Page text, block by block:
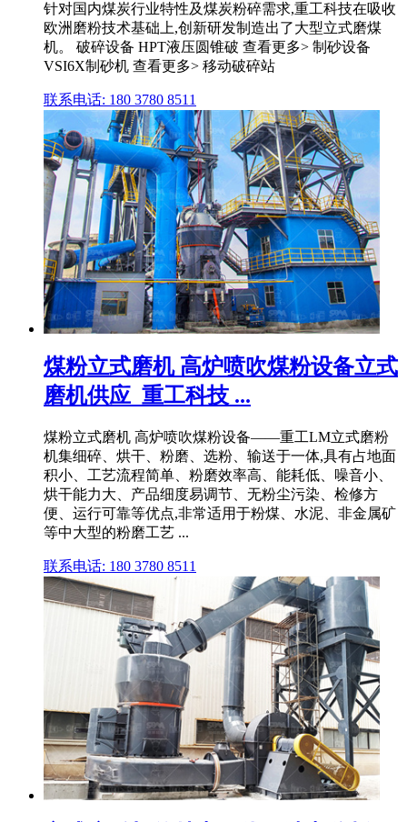
针对国内煤炭行业特性及煤炭粉碎需求,重工科技在吸收
欧洲磨粉技术基础上,创新研发制造出了大型立式磨煤
机。 破碎设备 HPT液压圆锥破 查看更多> 制砂设备
VSI6X制砂机 查看更多> 移动破碎站
联系电话: 180 3780 8511
煤粉立式磨机 高炉喷吹煤粉设备立式
磨机供应_重工科技 ...
煤粉立式磨机 高炉喷吹煤粉设备——重工LM立式磨粉
机集细碎、烘干、粉磨、选粉、输送于一体,具有占地面
积小、工艺流程简单、粉磨效率高、能耗低、噪音小、
烘干能力大、产品细度易调节、无粉尘污染、检修方
便、运行可靠等优点,非常适用于粉煤、水泥、非金属矿
等中大型的粉磨工艺 ...
联系电话: 180 3780 8511